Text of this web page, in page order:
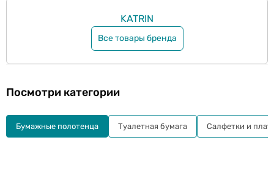
KATRIN
Все товары бренда
Посмотри категории
Бумажные полотенца Туалетная бумага Салфетки и